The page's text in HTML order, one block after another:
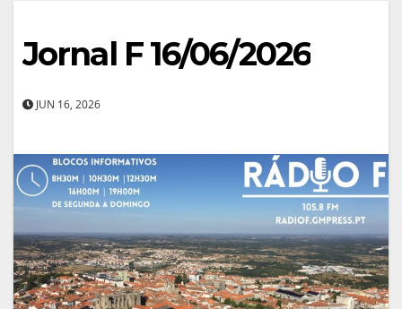
Jornal F 16/06/2026
JUN 16, 2026